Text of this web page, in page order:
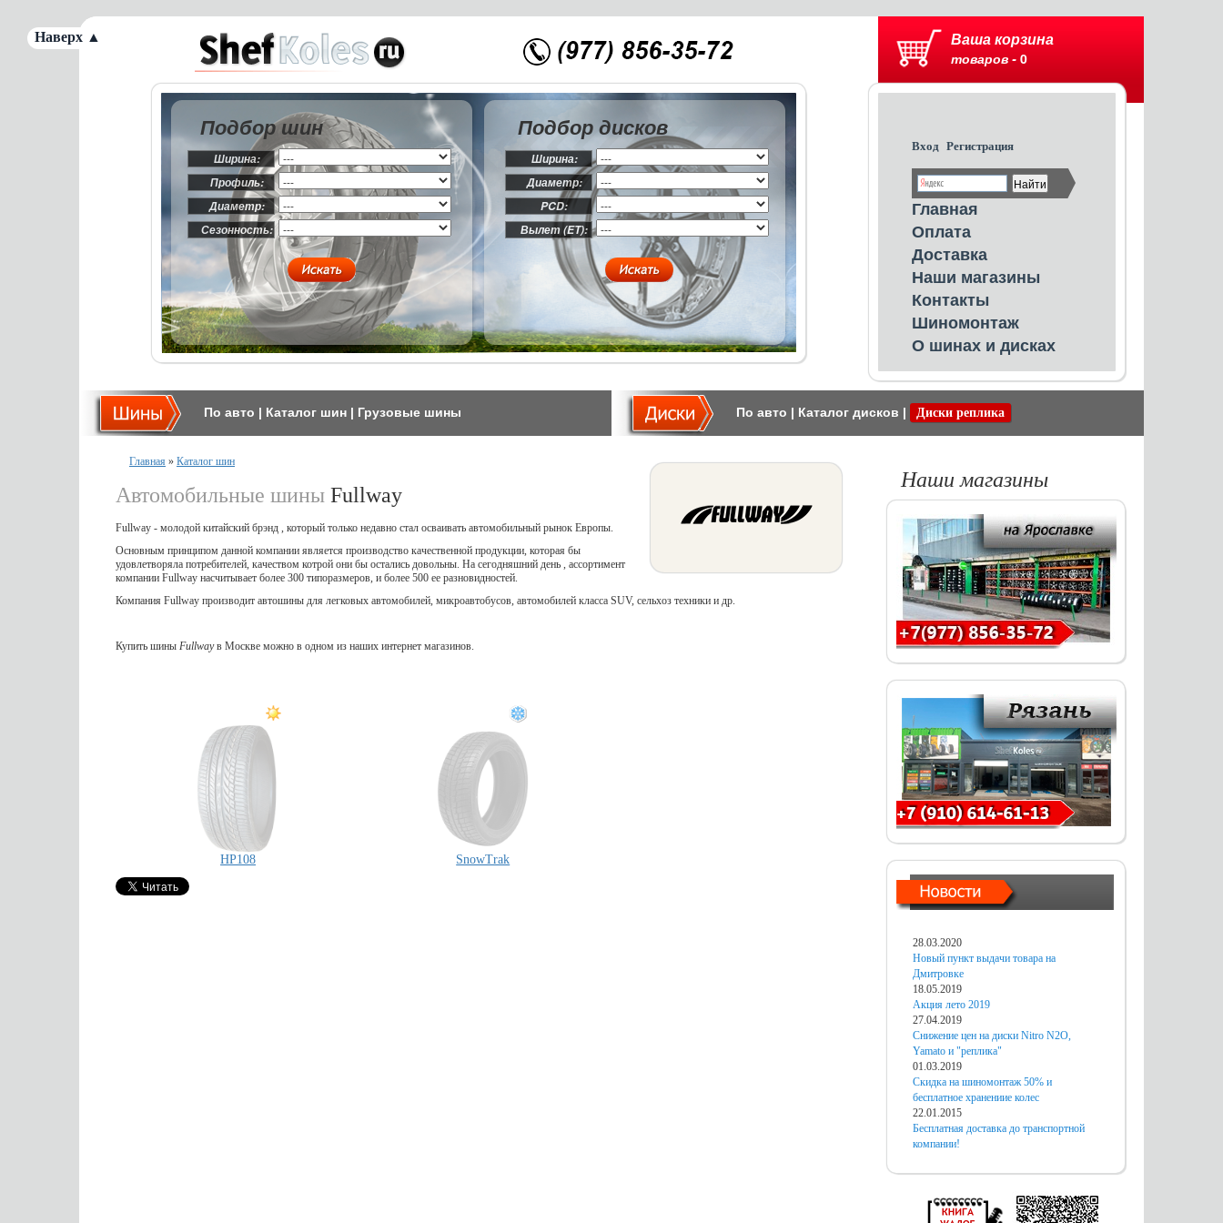
Ваша корзина
товаров - 0
Вход Регистрация
Главная
Оплата
Доставка
Наши магазины
Контакты
Шиномонтаж
О шинах и дисках
Подбор шин
Ширина:
Профиль:
Диаметр:
Сезонность:
Подбор дисков
Ширина:
Диаметр:
PCD:
Вылет (ET):
По авто | Каталог шин | Грузовые шины По авто | Каталог дисков | Диски реплика
Главная » Каталог шин
Автомобильные шины Fullway
Fullway - молодой китайский брэнд , который только недавно стал осваивать автомобильный рынок Европы.
Основным принципом данной компании является производство качественной продукции, которая бы
удовлетворяла потребителей, качеством котрой они бы остались довольны. На сегодняшний день , ассортимент
компании Fullway насчитывает более 300 типоразмеров, и более 500 ее разновидностей.
Компания Fullway производит автошины для легковых автомобилей, микроавтобусов, автомобилей класса SUV, сельхоз техники и др.
Купить шины Fullwayв Москве можно в одном из наших интернет магазинов.
HP108 SnowTrak
Наши магазины
28.03.2020
Новый пункт выдачи товара на
Дмитровке
18.05.2019
Акция лето 2019
27.04.2019
Снижение цен на диски Nitro N2O,
Yamato и "реплика"
01.03.2019
Скидка на шиномонтаж 50% и
бесплатное хранениие колес
22.01.2015
Бесплатная доставка до транспортной
компании!
Наверх ▲